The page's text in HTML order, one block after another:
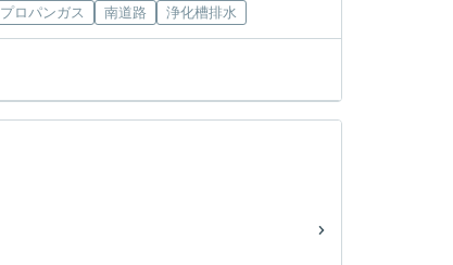
プロパンガス 南道路 浄化槽排水